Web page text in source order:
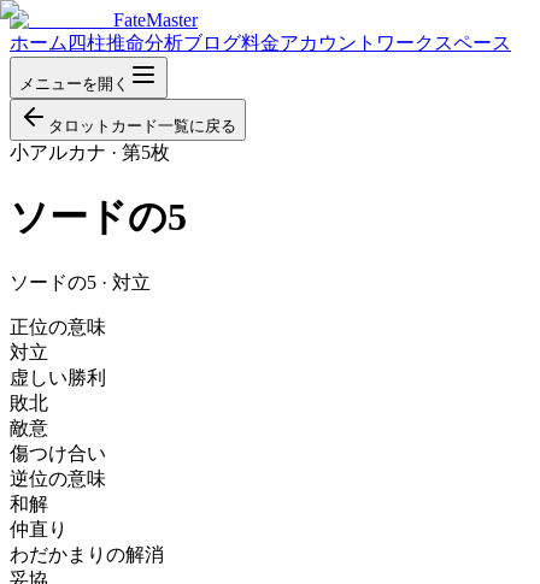
FateMaster
ホーム 四柱推命分析ブログ料金アカウント ワークスペース
メニューを開く
タロットカード一覧に戻る
小アルカナ · 第5枚
ソードの5
ソードの5 · 対立
正位の意味
対立
虚しい勝利
敗北
敵意
傷つけ合い
逆位の意味
和解
仲直り
わだかまりの解消
妥協